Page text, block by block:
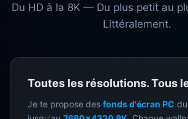
Du HD à la 8K — Du plus petit au
Littéralement.
Toutes les résolutions. Tous
Je te propose des fonds d'écran PC du